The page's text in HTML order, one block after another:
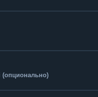
(опционально)